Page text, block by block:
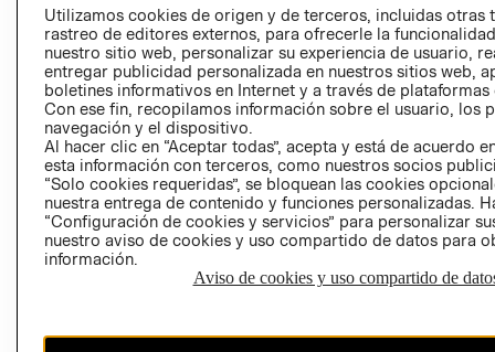
GIFT CARD
AVISO DE
Perú (S/)
CAMBIAR REGIÓN
El contenido de esta página web está protegido por copyright y es
Utilizamos cookies de origen y de terceros, incluidas otras
rastreo de editores externos, para ofrecerle la
nuestro sitio web, personalizar su experiencia de usuario,
entregar publicidad personalizada en nuestros sitios web,
boletines informativos en Internet y a través de plataformas
Con ese fin, recopilamos información sobre el usuario, los
navegación y el dispositivo.
Al hacer clic en “Aceptar todas”, acepta y está de acuerdo
esta información con terceros, como nuestros socios
“Solo cookies requeridas”, se bloquean las cookies
nuestra entrega de contenido y funciones personalizadas.
“Configuración de cookies y servicios” para personalizar
nuestro aviso de cookies y uso compartido de datos para
información.
Aviso de cookies y uso compartido de